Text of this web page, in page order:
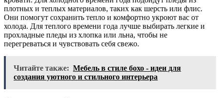
плотных и теплых материалов, таких как шерсть или флис.
Они помогут сохранить тепло и комфортно укроют вас от
холода. Для теплого времени года лучше выбирать легкие и
прохладные пледы из хлопка или льна, чтобы не
перегреваться и чувствовать себя свежо.
Читайте также: Мебель в стиле бохо - идеи для
создания уютного и стильного интерьера